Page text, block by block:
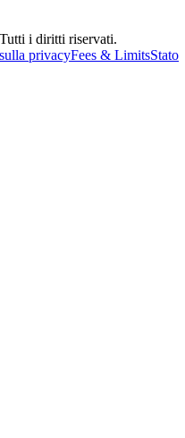
i diritti riservati.
privacyFees & LimitsStato